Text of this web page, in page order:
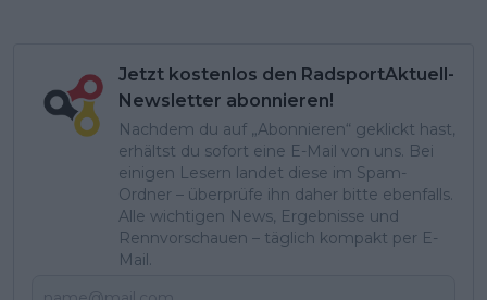
Jetzt kostenlos den RadsportAktuell-
Newsletter abonnieren!
Nachdem du auf „Abonnieren“ geklickt hast,
erhältst du sofort eine E-Mail von uns. Bei
einigen Lesern landet diese im Spam-
Ordner – überprüfe ihn daher bitte ebenfalls.
Alle wichtigen News, Ergebnisse und
Rennvorschauen – täglich kompakt per E-
Mail.